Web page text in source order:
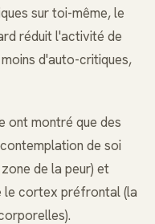
sur toi-même, le
réduit l'activité de
d'auto-critiques,
ont montré que des
de soi
de la peur) et
le cortex préfrontal (la